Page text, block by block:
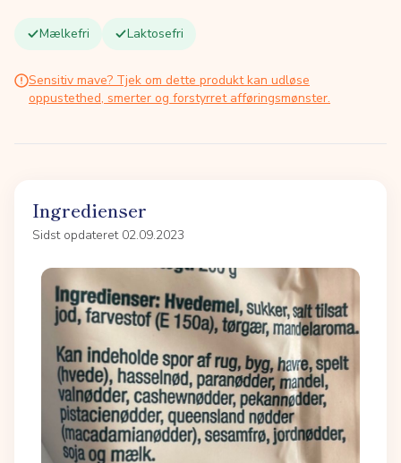
Mælkefri Laktosefri
Sensitiv mave? Tjek om dette produkt kan udløse
oppustethed, smerter og forstyrret afføringsmønster.
Ingredienser
Sidst opdateret 02.09.2023